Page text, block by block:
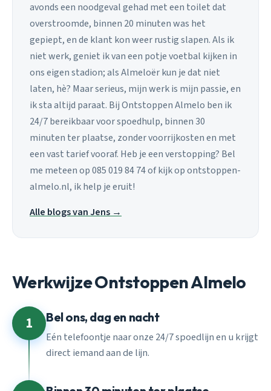
avonds een noodgeval gehad met een toilet dat
overstroomde, binnen 20 minuten was het
gepiept, en de klant kon weer rustig slapen. Als ik
niet werk, geniet ik van een potje voetbal kijken in
ons eigen stadion; als Almeloër kun je dat niet
laten, hè? Maar serieus, mijn werk is mijn passie, en
ik sta altijd paraat. Bij Ontstoppen Almelo ben ik
24/7 bereikbaar voor spoedhulp, binnen 30
minuten ter plaatse, zonder voorrijkosten en met
een vast tarief vooraf. Heb je een verstopping? Bel
me meteen op 085 019 84 74 of kijk op ontstoppen-
almelo.nl, ik help je eruit!
Alle blogs van Jens →
Werkwijze Ontstoppen Almelo
1 Bel ons, dag en nacht
Eén telefoontje naar onze 24/7 spoedlijn en u krijgt
direct iemand aan de lijn.